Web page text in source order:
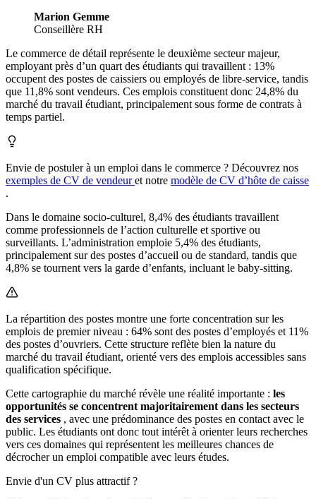
Marion Gemme
Conseillère RH
Le commerce de détail représente le deuxième secteur majeur,
employant près d’un quart des étudiants qui travaillent : 13%
occupent des postes de caissiers ou employés de libre-service, tandis
que 11,8% sont vendeurs. Ces emplois constituent donc 24,8% du
marché du travail étudiant, principalement sous forme de contrats à
temps partiel.
Envie de postuler à un emploi dans le commerce ? Découvrez nos
exemples de CV de vendeuret notre modèle de CV d’hôte de caisse
.
Dans le domaine socio-culturel, 8,4% des étudiants travaillent
comme professionnels de l’action culturelle et sportive ou
surveillants. L’administration emploie 5,4% des étudiants,
principalement sur des postes d’accueil ou de standard, tandis que
4,8% se tournent vers la garde d’enfants, incluant le baby-sitting.
La répartition des postes montre une forte concentration sur les
emplois de premier niveau : 64% sont des postes d’employés et 11%
des postes d’ouvriers. Cette structure reflète bien la nature du
marché du travail étudiant, orienté vers des emplois accessibles sans
qualification spécifique.
Cette cartographie du marché révèle une réalité importante : les
opportunités se concentrent majoritairement dans les secteurs
des services , avec une prédominance des postes en contact avec le
public. Les étudiants ont donc tout intérêt à orienter leurs recherches
vers ces domaines qui représentent les meilleures chances de
décrocher un emploi compatible avec leurs études.
Envie d'un CV plus attractif ?